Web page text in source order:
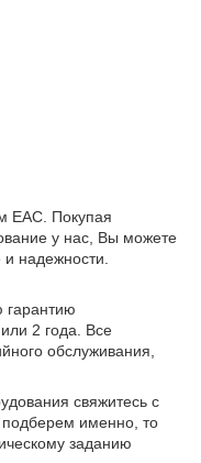
EAC. Покупая
у нас, Вы можете
надежности.
2 года. Все
обслуживания,
свяжитесь с
именно, то
заданию